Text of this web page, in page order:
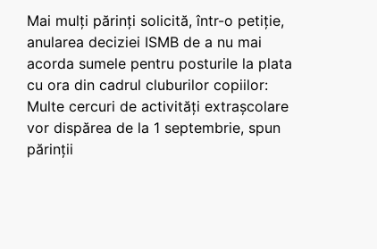
Mai mulți părinți solicită, într-o petiție,
anularea deciziei ISMB de a nu mai
acorda sumele pentru posturile la plata
cu ora din cadrul cluburilor copiilor:
Multe cercuri de activități extrașcolare
vor dispărea de la 1 septembrie, spun
părinții